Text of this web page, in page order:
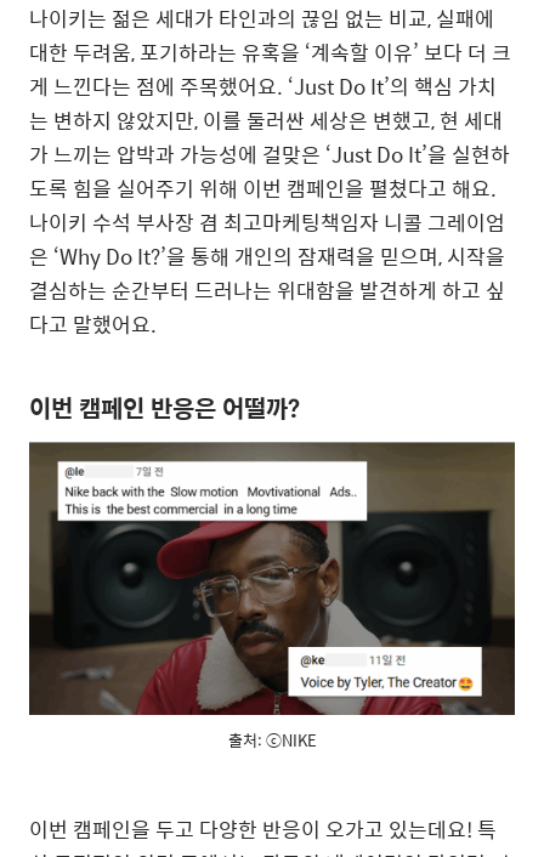
나이키는 젊은 세대가 타인과의 끊임 없는 비교, 실패에
대한 두려움, 포기하라는 유혹을 ‘계속할 이유’ 보다 더 크
게 느낀다는 점에 주목했어요. ‘Just Do It’의 핵심 가치
는 변하지 않았지만, 이를 둘러싼 세상은 변했고, 현 세대
가 느끼는 압박과 가능성에 걸맞은 ‘Just Do It’을 실현하
도록 힘을 실어주기 위해 이번 캠페인을 펼쳤다고 해요.
나이키 수석 부사장 겸 최고마케팅책임자 니콜 그레이엄
은 ‘Why Do It?’을 통해 개인의 잠재력을 믿으며, 시작을
결심하는 순간부터 드러나는 위대함을 발견하게 하고 싶
다고 말했어요.
이번 캠페인 반응은 어떨까?
출처: ⓒNIKE
이번 캠페인을 두고 다양한 반응이 오가고 있는데요! 특